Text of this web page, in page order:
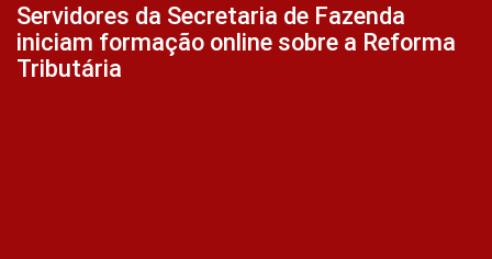
Servidores da Secretaria de Fazenda
iniciam formação online sobre a Reforma
Tributária